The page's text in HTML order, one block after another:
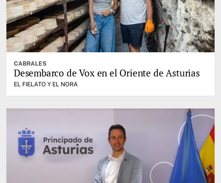
CABRALES
Desembarco de Vox en el Oriente de Asturias
EL FIELATO Y EL NORA